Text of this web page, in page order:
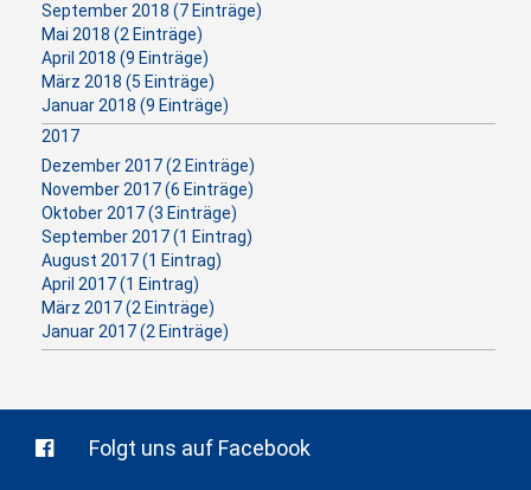
September 2018 (7 Einträge)
Mai 2018 (2 Einträge)
April 2018 (9 Einträge)
März 2018 (5 Einträge)
Januar 2018 (9 Einträge)
2017
Dezember 2017 (2 Einträge)
November 2017 (6 Einträge)
Oktober 2017 (3 Einträge)
September 2017 (1 Eintrag)
August 2017 (1 Eintrag)
April 2017 (1 Eintrag)
März 2017 (2 Einträge)
Januar 2017 (2 Einträge)
Folgt uns auf Facebook